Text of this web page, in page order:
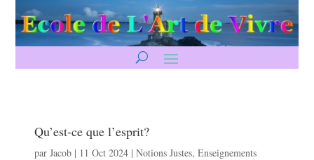
Qu’est-ce que l’esprit?
parJacob | 11 Oct 2024 |Notions Justes,Enseignements